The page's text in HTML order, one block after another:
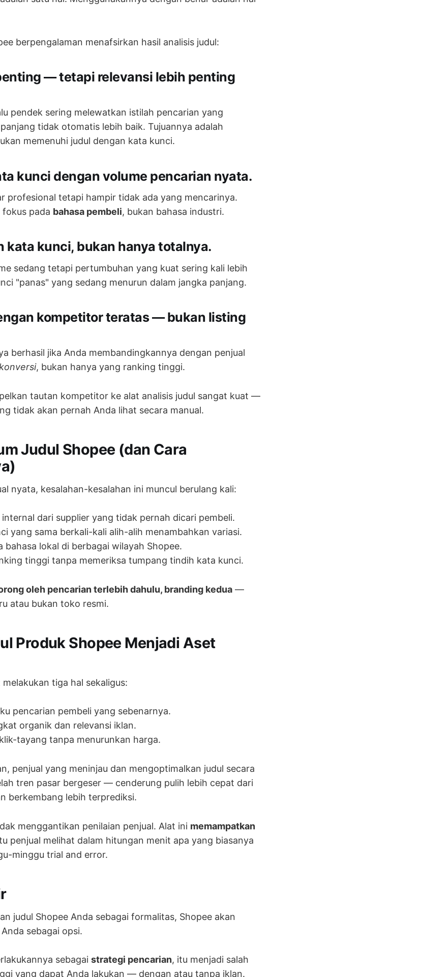
berpengalaman menafsirkan hasil analisis judul:
— tetapi relevansi lebih penting
pendek sering melewatkan istilah pencarian yang
tidak otomatis lebih baik. Tujuannya adalah
memenuhi judul dengan kata kunci.
kunci dengan volume pencarian nyata.
profesional tetapi hampir tidak ada yang mencarinya.
fokus pada bahasa pembeli, bukan bahasa industri.
kata kunci, bukan hanya totalnya.
sedang tetapi pertumbuhan yang kuat sering kali lebih
"panas" yang sedang menurun dalam jangka panjang.
kompetitor teratas — bukan listing
berhasil jika Anda membandingkannya dengan penjual
, bukan hanya yang ranking tinggi.
tautan kompetitor ke alat analisis judul sangat kuat —
tidak akan pernah Anda lihat secara manual.
Judul Shopee (dan Cara
nyata, kesalahan-kesalahan ini muncul berulang kali:
dari supplier yang tidak pernah dicari pembeli.
yang sama berkali-kali alih-alih menambahkan variasi.
bahasa lokal di berbagai wilayah Shopee.
tinggi tanpa memeriksa tumpang tindih kata kunci.
oleh pencarian terlebih dahulu, branding kedua —
atau bukan toko resmi.
Produk Shopee Menjadi Aset
tiga hal sekaligus:
pencarian pembeli yang sebenarnya.
organik dan relevansi iklan.
tayang tanpa menurunkan harga.
penjual yang meninjau dan mengoptimalkan judul secara
tren pasar bergeser — cenderung pulih lebih cepat dari
berkembang lebih terprediksi.
menggantikan penilaian penjual. Alat ini memampatkan
penjual melihat dalam hitungan menit apa yang biasanya
minggu trial and error.
judul Shopee Anda sebagai formalitas, Shopee akan
sebagai opsi.
sebagai strategi pencarian, itu menjadi salah
yang dapat Anda lakukan — dengan atau tanpa iklan.